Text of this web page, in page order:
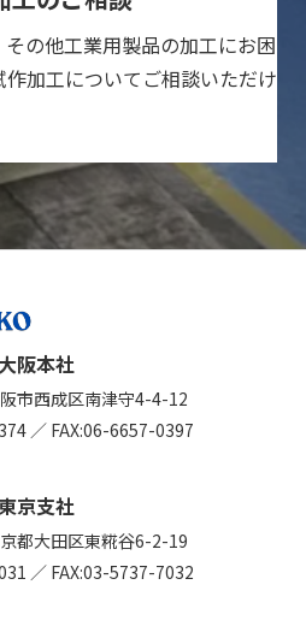
の他工業用製品の加工にお困
加工についてご相談いただけ
大阪本社
市西成区南津守4-4-12
／ FAX:06-6657-0397
京支社
都大田区東糀谷6-2-19
／ FAX:03-5737-7032